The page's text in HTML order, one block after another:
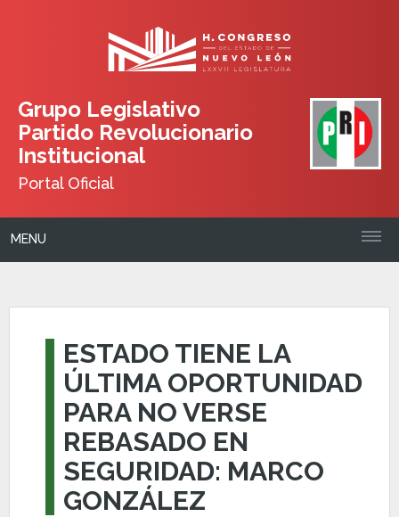
Grupo Legislativo
Partido Revolucionario
Institucional
Portal Oficial
MENU
ESTADO TIENE LA
ÚLTIMA OPORTUNIDAD
PARA NO VERSE
REBASADO EN
SEGURIDAD: MARCO
GONZÁLEZ